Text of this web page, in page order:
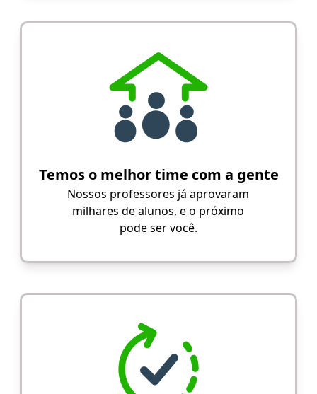
Temos o melhor time com a gente
Nossos professores já aprovaram
milhares de alunos, e o próximo
pode ser você.